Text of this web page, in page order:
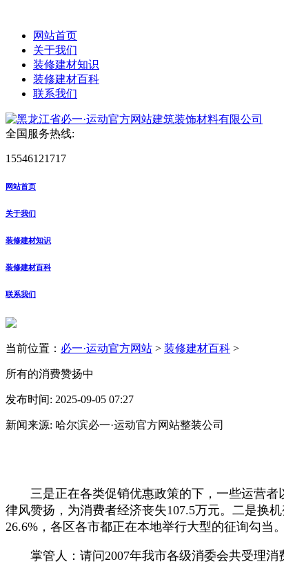
网站首页
关于我们
装修建材知识
装修建材百科
联系我们
全国服务热线:
15546121717
网站首页
关于我们
装修建材知识
装修建材百科
联系我们
当前位置： 必一·运动官方网站 > 装修建材百科 >
所有的消费赞扬中
发布时间: 2025-09-05 07:27
新闻来源: 哈尔滨必一·运动官方网站整装公司
三是正在各类促销优惠政策的下，一些运营者
律风赞扬，为消费者经济丧失107.5万元。二是换
26.6%，各区各市都正在本地举行大型的征询勾当
掌管人：请问2007年我市各级消委会共受理消